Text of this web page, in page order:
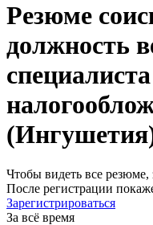
Резюме
должность
Чтобы видеть все резюме,
После регистрации
Зарегистрироваться
За всё время